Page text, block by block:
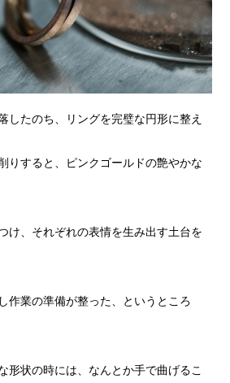
したのち、リングを完璧な円形に整え
りすると、ピンクゴールドの艶やかな
け、それぞれの表情を生み出す土台を
作業の準備が整った、というところ
形状の時には、なんとか手で曲げるこ